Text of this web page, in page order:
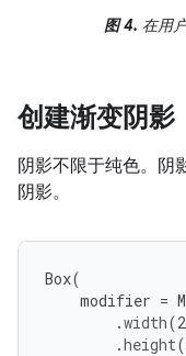
图 4. 在用
创建渐变阴影
阴影不限于纯色。阴
阴影。
Box(
modifier =
.width(
.height(